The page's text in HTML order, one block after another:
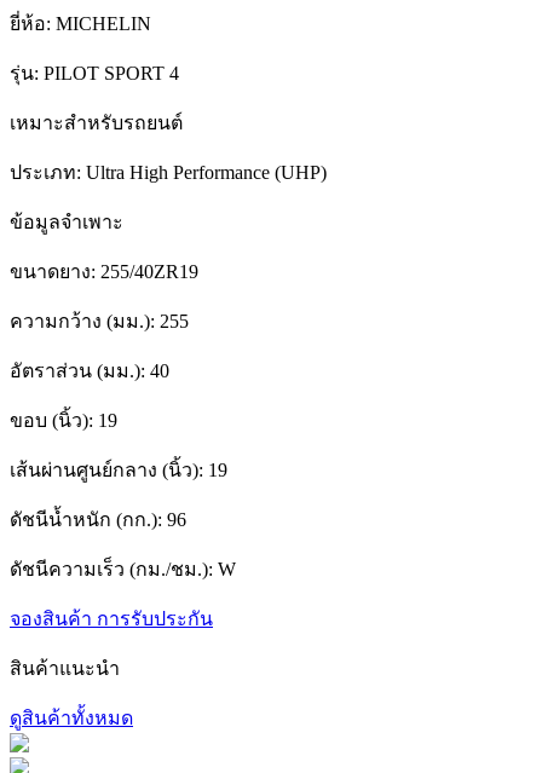
ยี่ห้อ: MICHELIN
รุ่น: PILOT SPORT 4
เหมาะสำหรับรถยนต์
ประเภท: Ultra High Performance (UHP)
ข้อมูลจำเพาะ
ขนาดยาง: 255/40ZR19
ความกว้าง (มม.): 255
อัตราส่วน (มม.): 40
ขอบ (นิ้ว): 19
เส้นผ่านศูนย์กลาง (นิ้ว): 19
ดัชนีน้ำหนัก (กก.): 96
ดัชนีความเร็ว (กม./ชม.): W
จองสินค้า การรับประกัน
สินค้าแนะนำ
ดูสินค้าทั้งหมด